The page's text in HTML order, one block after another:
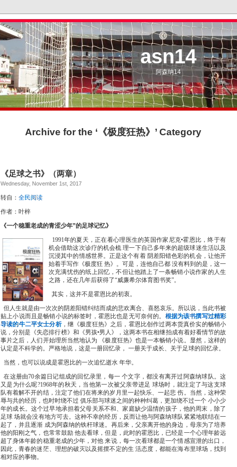
asn14
阿森纳14
Archive for the ‘《极度狂热》’ Category
《足球之书》（两章）
Wednesday, November 1st, 2017
转自： 全民阅读
作者：叶梓
《一个稳重老成的青涩少年”的足球记忆》
1991年的夏天，正在看心理医生的英国作家尼克•霍恩比，终于有
机会借助这次诊疗的机会梳 理一下自己多年来的超级球迷生活以及
沉浸其中的情感世界。正是这个有着 阴差阳错色彩的机会，让他开
始着手写作《极度狂 热》。可是，连他自己都 没有料到的是，这一
次充满忧伤的纸上回忆，不但让他踏上了一条畅销小说作家的人生
之路，还在几年后获得了“威廉希尔体育图书奖”。
其实，这并不是霍恩比的初衷。
但人生就是由一次次的阴差阳错纠结而成的悲欢离合、喜怒哀乐。所以说，当此书被
贴上小说而且是畅销小说的标签时，霍恩比也是无可奈何的。 根据为该书撰写过精彩
导读的牛二平女士分析，继《极度狂热》之后，霍恩比创作过两本货真价实的畅销小
说，分别是《失恋排行榜》和《男孩•男人》，这两本书在相继拍成有着好看情节的故
事片之后，人们开始理所当然地认为 《极度狂热》也是一本畅销小说。显然，这样的
认定是不科学的。严格地说，这是一册回忆录， 一册关于成长、关于足球的回忆录。
当然，也可以说成是霍恩比的一次追忆逝水 年华。
在这册由70余篇日记组成的回忆录里，每一 个文字，都没有离开过阿森纳球队。这
又是为什么呢?1968年的秋天，当他第一次被父亲带进足 球场时，就注定了与这支球
队有着解不开的结，注定了他们在将来的岁月里一起快乐、一起悲 伤。当然，这种荣
辱与共的经历，也时时绕不过 俱乐部与球迷之间的种种纠葛，更加绕不过一个 小小少
年的成长。这个过早地承担着父母关系不和、家庭缺少温情的孩子，他的周末，除了
足球 场就会没有地方可去。这种不幸的经历，反而让他与阿森纳球队紧紧地联结在一
起了，并且逐渐 成为阿森纳的铁杆球迷。再后来，父亲离开他的身边，母亲为了培养
他的阳刚之气，也常常鼓励 他去看球，但是，此时的霍恩比，已经是一个心理年龄远
超了身体年龄的稳重老成的少年，对他 来说，每一次看球都是一个情感宣泄的出口，
因此，青春的迷茫、理想的破灭以及摇摆不定的生 活态度，都能在海布里球场，找到
相对应的事物。